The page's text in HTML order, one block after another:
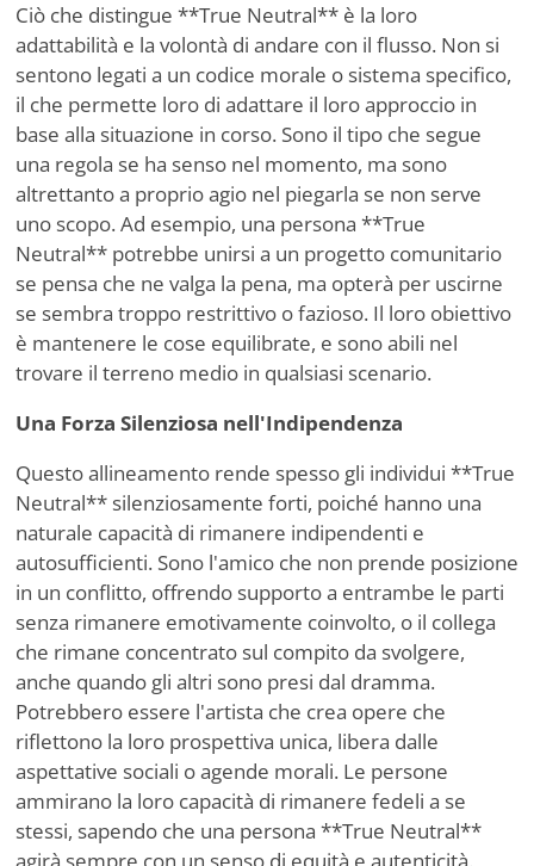
Ciò che distingue **True Neutral** è la loro
adattabilità e la volontà di andare con il flusso. Non si
sentono legati a un codice morale o sistema specifico,
il che permette loro di adattare il loro approccio in
base alla situazione in corso. Sono il tipo che segue
una regola se ha senso nel momento, ma sono
altrettanto a proprio agio nel piegarla se non serve
uno scopo. Ad esempio, una persona **True
Neutral** potrebbe unirsi a un progetto comunitario
se pensa che ne valga la pena, ma opterà per uscirne
se sembra troppo restrittivo o fazioso. Il loro obiettivo
è mantenere le cose equilibrate, e sono abili nel
trovare il terreno medio in qualsiasi scenario.
Una Forza Silenziosa nell'Indipendenza
Questo allineamento rende spesso gli individui **True
Neutral** silenziosamente forti, poiché hanno una
naturale capacità di rimanere indipendenti e
autosufficienti. Sono l'amico che non prende posizione
in un conflitto, offrendo supporto a entrambe le parti
senza rimanere emotivamente coinvolto, o il collega
che rimane concentrato sul compito da svolgere,
anche quando gli altri sono presi dal dramma.
Potrebbero essere l'artista che crea opere che
riflettono la loro prospettiva unica, libera dalle
aspettative sociali o agende morali. Le persone
ammirano la loro capacità di rimanere fedeli a se
stessi, sapendo che una persona **True Neutral**